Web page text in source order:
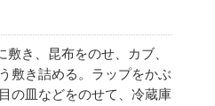
き、昆布をのせ、カブ、
敷き詰める。ラップをかぶ
の皿などをのせて、冷蔵庫